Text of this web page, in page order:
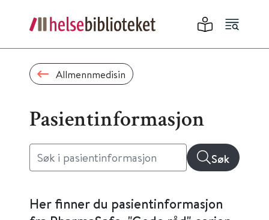
Allmennmedisin
Pasientinformasjon
Søk
Her finner du pasientinformasjon